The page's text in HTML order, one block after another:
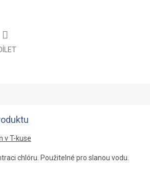
v T-kuse
chlóru. Použitelné pro slanou vodu.